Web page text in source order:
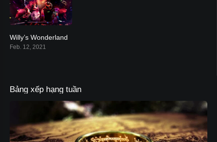
5.5
Willy’s Wonderland
Feb. 12, 2021
Bảng xếp hạng tuần